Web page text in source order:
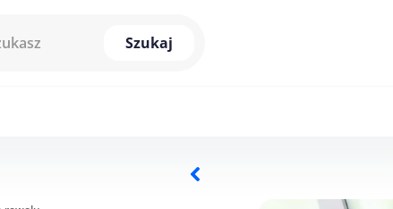
Szukaj